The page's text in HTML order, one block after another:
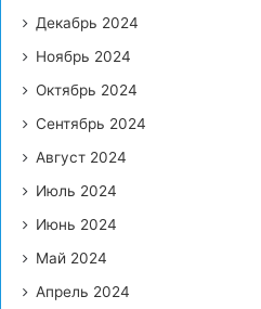
Декабрь 2024
Ноябрь 2024
Октябрь 2024
Сентябрь 2024
Август 2024
Июль 2024
Июнь 2024
Май 2024
Апрель 2024